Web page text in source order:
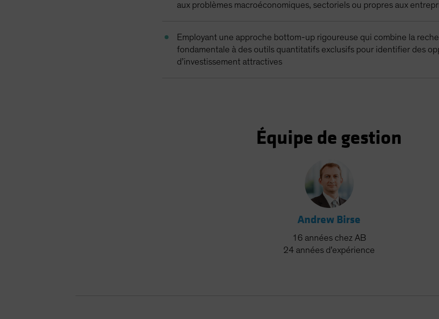
aux problèmes macroéconomiques, sectoriels ou propres aux
Employant une approche bottom-up rigoureuse qui combine la
fondamentale à des outils quantitatifs exclusifs pour identifier des
d’investissement attractives
Équipe de gestion
Andrew Birse
16 années chez AB
24 années d'expérience